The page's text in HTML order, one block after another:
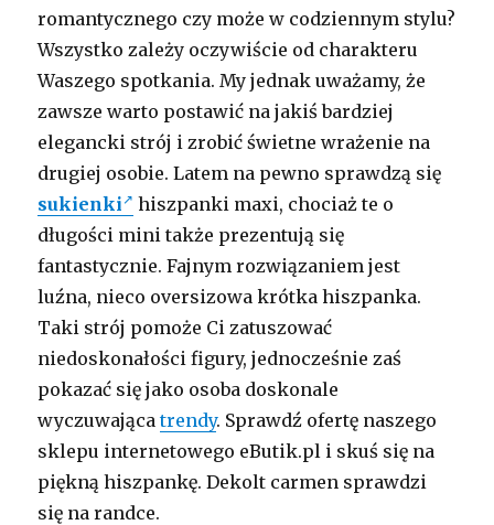
romantycznego czy może w codziennym stylu?
Wszystko zależy oczywiście od charakteru
Waszego spotkania. My jednak uważamy, że
zawsze warto postawić na jakiś bardziej
elegancki strój i zrobić świetne wrażenie na
drugiej osobie. Latem na pewno sprawdzą się
sukienki
hiszpanki maxi, chociaż te o
długości mini także prezentują się
fantastycznie. Fajnym rozwiązaniem jest
luźna, nieco oversizowa krótka hiszpanka.
Taki strój pomoże Ci zatuszować
niedoskonałości figury, jednocześnie zaś
pokazać się jako osoba doskonale
wyczuwającatrendy. Sprawdź ofertę naszego
sklepu internetowego eButik.pl i skuś się na
piękną hiszpankę. Dekolt carmen sprawdzi
się na randce.